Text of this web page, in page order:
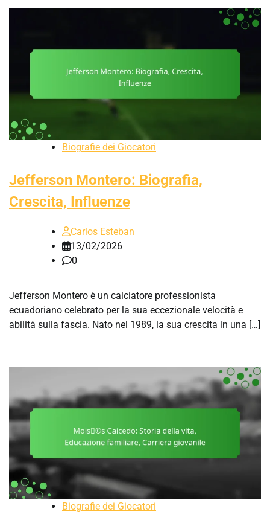
Biografie dei Giocatori
Jefferson Montero: Biografia,
Crescita, Influenze
Carlos Esteban
13/02/2026
0
Jefferson Montero è un calciatore professionista
ecuadoriano celebrato per la sua eccezionale velocità e
abilità sulla fascia. Nato nel 1989, la sua crescita in una […]
Biografie dei Giocatori